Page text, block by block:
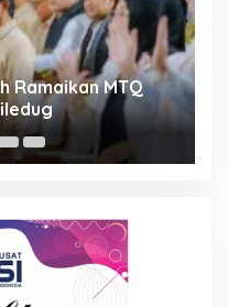
Ramaikan MTQ